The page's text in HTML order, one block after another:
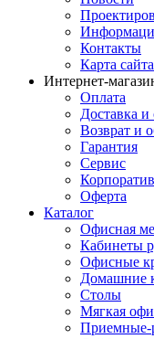
Контакты
Карта сайта
Интернет-
Оплата
Доставка и
Возврат и
Гарантия
Сервис
Оферта
Каталог
Офисная
Кабинеты
Офисные
Домашние
Столы
Мягкая
Приемные-